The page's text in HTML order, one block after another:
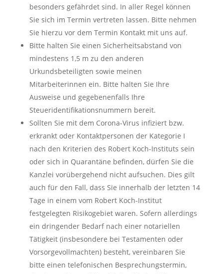
besonders gefährdet sind. In aller Regel können
Sie sich im Termin vertreten lassen. Bitte nehmen
Sie hierzu vor dem Termin Kontakt mit uns auf.
Bitte halten Sie einen Sicherheitsabstand von
mindestens 1,5 m zu den anderen
Urkundsbeteiligten sowie meinen
Mitarbeiterinnen ein. Bitte halten Sie Ihre
Ausweise und gegebenenfalls Ihre
Steueridentifikationsnummern bereit.
Sollten Sie mit dem Corona-Virus infiziert bzw.
erkrankt oder Kontaktpersonen der Kategorie I
nach den Kriterien des Robert Koch-Instituts sein
oder sich in Quarantäne befinden, dürfen Sie die
Kanzlei vorübergehend nicht aufsuchen. Dies gilt
auch für den Fall, dass Sie innerhalb der letzten 14
Tage in einem vom Robert Koch-Institut
festgelegten Risikogebiet waren. Sofern allerdings
ein dringender Bedarf nach einer notariellen
Tätigkeit (insbesondere bei Testamenten oder
Vorsorgevollmachten) besteht, vereinbaren Sie
bitte einen telefonischen Besprechungstermin,